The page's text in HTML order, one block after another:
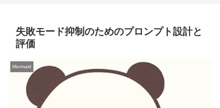
失敗モード抑制のためのプロンプト設計と
評価
Mermaid